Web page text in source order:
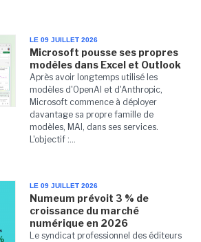
LE 09 JUILLET 2026
Microsoft pousse ses propres
modèles dans Excel et Outlook
Après avoir longtemps utilisé les
modèles d'OpenAI et d'Anthropic,
Microsoft commence à déployer
davantage sa propre famille de
modèles, MAI, dans ses services.
L'objectif :...
LE 09 JUILLET 2026
Numeum prévoit 3 % de
croissance du marché
numérique en 2026
Le syndicat professionnel des éditeurs